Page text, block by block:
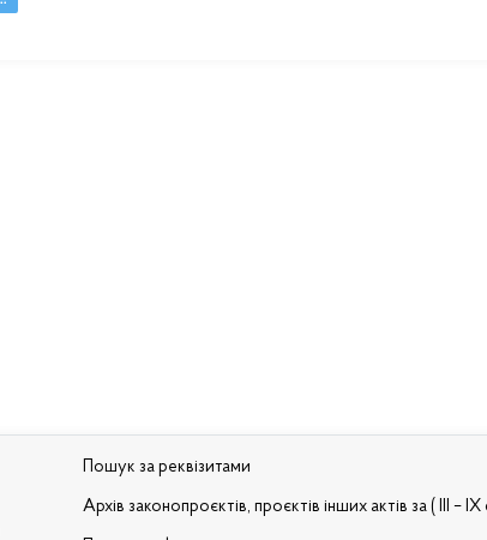
Пошук за реквізитами
Архів законопроєктів, проєктів інших актів за ( III – IX